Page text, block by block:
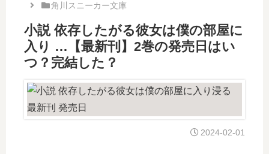
角川スニーカー文庫
小説 依存したがる彼女は僕の部屋に
入り …【最新刊】2巻の発売日はい
つ？完結した？
2024-02-01